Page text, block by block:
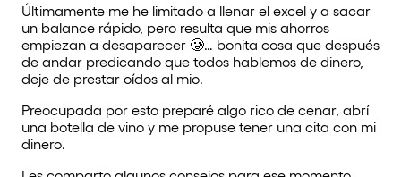
Últimamente me he limitado a llenar el excel y a sacar
un balance rápido, pero resulta que mis ahorros
empiezan a desaparecer 🥲… bonita cosa que después
de andar predicando que todos hablemos de dinero,
deje de prestar oídos al mio.
Preocupada por esto preparé algo rico de cenar, abrí
una botella de vino y me propuse tener una cita con mi
dinero.